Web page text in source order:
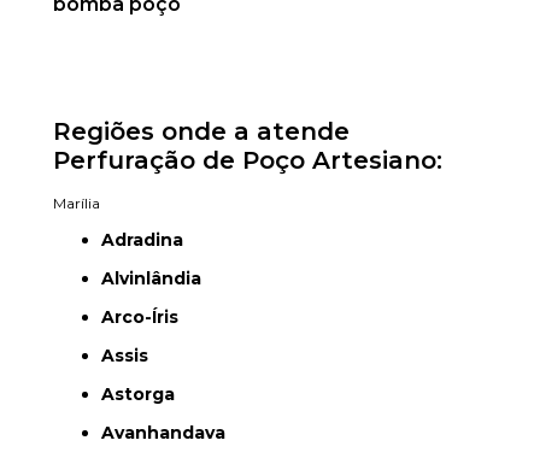
Regiões onde a atende
Perfuração de Poço Artesiano:
Marília
Adradina
Alvinlândia
Arco-Íris
Assis
Astorga
Avanhandava